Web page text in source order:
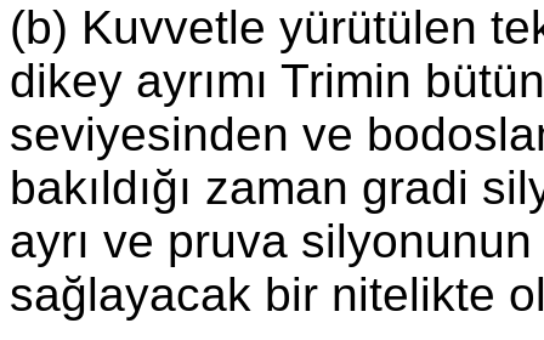
(b) Kuvvetle yürütülen
dikey ayrımı Trimin
seviyesinden ve
bakıldığı zaman gradi
ayrı ve pruva
sağlayacak bir nitelikte